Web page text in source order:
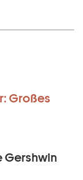
Großes
Gershwin